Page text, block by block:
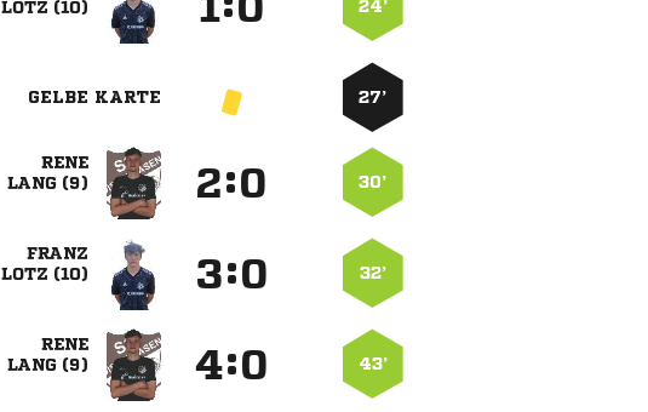
 
24’
GELBE KARTE 27’

 
: 30’

 
: 32’

 
: 43’